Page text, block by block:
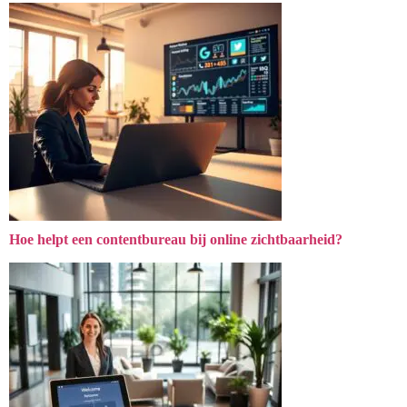
Hoe helpt een contentbureau bij online zichtbaarheid?